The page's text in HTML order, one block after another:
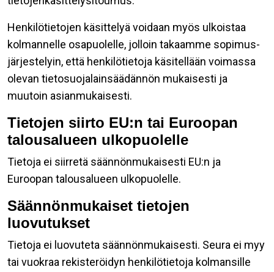
Henkilötietojen käsittelyä voidaan myös ulkoistaa
kolmannelle osapuolelle, jolloin takaamme sopimus-
järjestelyin, että henkilötietoja käsitellään voimassa
olevan tietosuojalainsäädännön mukaisesti ja
muutoin asianmukaisesti.
Tietojen siirto EU:n tai Euroopan
talousalueen ulkopuolelle
Tietoja ei siirretä säännönmukaisesti EU:n ja
Euroopan talousalueen ulkopuolelle.
Säännönmukaiset tietojen
luovutukset
Tietoja ei luovuteta säännönmukaisesti. Seura ei myy
tai vuokraa rekisteröidyn henkilötietoja kolmansille